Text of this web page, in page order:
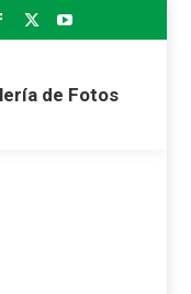
X
opens
YouTube
opens
de Fotos
Colegial
de Fotos